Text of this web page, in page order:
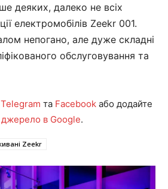
деяких, далеко не всіх
електромобілів Zeekr 001.
непогано, але дуже складні
обслуговування та
Telegram та Facebook або додайте
в Google.
Zeekr